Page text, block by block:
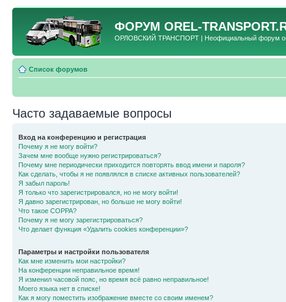
ФОРУМ OREL-
ОРЛОВСКИЙ ТРАНСПОРТ | Неофициальный форум
Список форумов
Часто задаваемые вопросы
Вход на конференцию и регистрация
Почему я не могу войти?
Зачем мне вообще нужно регистрироваться?
Почему мне периодически приходится повторять ввод имени и пароля?
Как сделать, чтобы я не появлялся в списке активных пользователей?
Я забыл пароль!
Я только что зарегистрировался, но не могу войти!
Я давно зарегистрирован, но больше не могу войти!
Что такое COPPA?
Почему я не могу зарегистрироваться?
Что делает функция «Удалить cookies конференции»?
Параметры и настройки пользователя
Как мне изменить мои настройки?
На конференции неправильное время!
Я изменил часовой пояс, но время всё равно неправильное!
Моего языка нет в списке!
Как я могу поместить изображение вместе со своим именем?